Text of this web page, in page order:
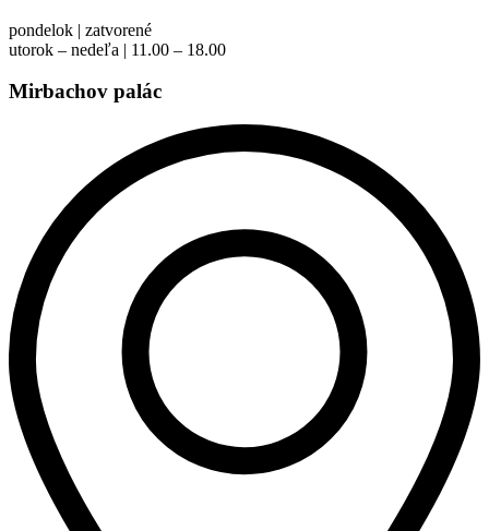
pondelok | zatvorené
utorok – nedeľa | 11.00 – 18.00
Mirbachov palác